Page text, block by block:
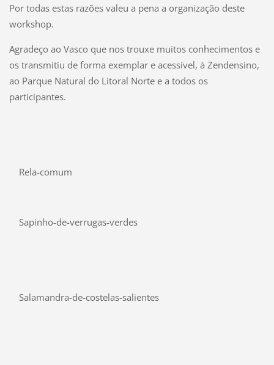
Por todas estas razões valeu a pena a organização deste
workshop.
Agradeço ao Vasco que nos trouxe muitos conhecimentos e
os transmitiu de forma exemplar e acessível, à Zendensino,
ao Parque Natural do Litoral Norte e a todos os
participantes.
Rela-comum
Sapinho-de-verrugas-verdes
Salamandra-de-costelas-salientes